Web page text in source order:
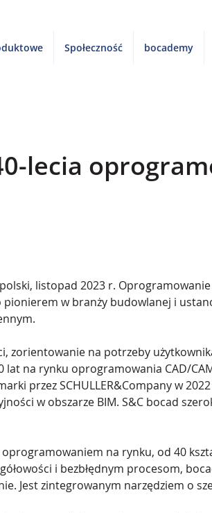
Społeczność bocademy
lecia
listopad 2023 r.
pionierem w branży budowlanej i
zorientowanie na potrzeby
lat na rynku oprogramowania CAD/
przez SCHULLER&Company w
w obszarze BIM. S&C bocad
na rynku, od 40
i bezbłędnym procesom,
Jest zintegrowanym narzędziem o